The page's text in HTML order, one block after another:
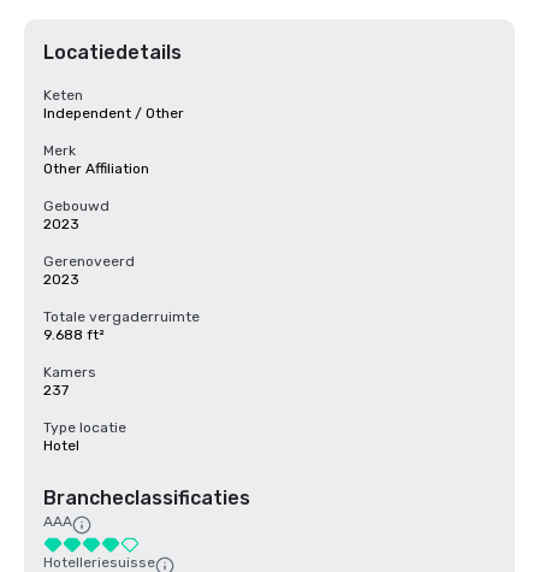
Locatiedetails
Keten
Independent / Other
Merk
Other Affiliation
Gebouwd
2023
Gerenoveerd
2023
Totale vergaderruimte
9.688 ft²
Kamers
237
Type locatie
Hotel
Brancheclassificaties
AAA
Hotelleriesuisse